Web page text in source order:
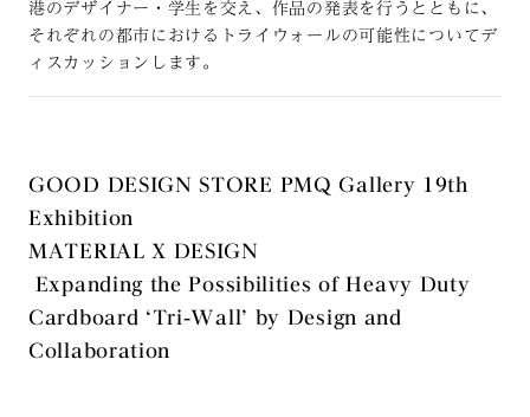
港のデザイナー・学生を交え、作品の発表を行うとともに、
それぞれの都市におけるトライウォールの可能性についてデ
ィスカッションします。
GOOD DESIGN STORE PMQ Gallery 19th
Exhibition
MATERIAL X DESIGN
Expanding the Possibilities of Heavy Duty
Cardboard ‘Tri-Wall’ by Design and
Collaboration